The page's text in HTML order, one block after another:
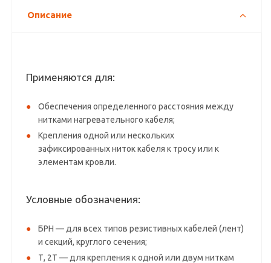
Описание
Применяются для:
Обеспечения определенного расстояния между
нитками нагревательного кабеля;
Крепления одной или нескольких
зафиксированных ниток кабеля к тросу или к
элементам кровли.
Условные обозначения:
БРН — для всех типов резистивных кабелей (лент)
и секций, круглого сечения;
Т, 2Т — для крепления к одной или двум ниткам